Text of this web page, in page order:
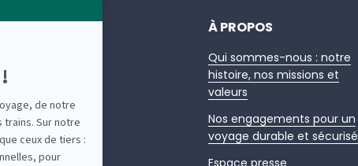
À PROPOS
Qui sommes-nous : notre
histoire, nos missions et
valeurs
Nos engagements pour un
voyage durable et sécurisé
Espace presse